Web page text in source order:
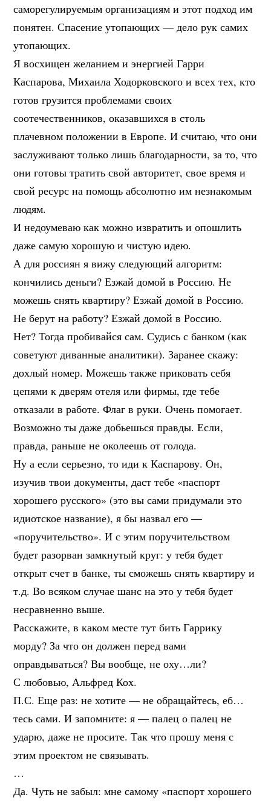
саморегулируемым организациям и этот подход им
понятен. Спасение утопающих — дело рук самих
утопающих.
Я восхищен желанием и энергией Гарри
Каспарова, Михаила Ходорковского и всех тех, кто
готов грузится проблемами своих
соотечественников, оказавшихся в столь
плачевном положении в Европе. И считаю, что они
заслуживают только лишь благодарности, за то, что
они готовы тратить свой авторитет, свое время и
свой ресурс на помощь абсолютно им незнакомым
людям.
И недоумеваю как можно извратить и опошлить
даже самую хорошую и чистую идею.
А для россиян я вижу следующий алгоритм:
кончились деньги? Езжай домой в Россию. Не
можешь снять квартиру? Езжай домой в Россию.
Не берут на работу? Езжай домой в Россию.
Нет? Тогда пробивайся сам. Судись с банком (как
советуют диванные аналитики). Заранее скажу:
дохлый номер. Можешь также приковать себя
цепями к дверям отеля или фирмы, где тебе
отказали в работе. Флаг в руки. Очень помогает.
Возможно ты даже добьешься правды. Если,
правда, раньше не околеешь от голода.
Ну а если серьезно, то иди к Каспарову. Он,
изучив твои документы, даст тебе «паспорт
хорошего русского» (это вы сами придумали это
идиотское название), я бы назвал его —
«поручительство». И с этим поручительством
будет разорван замкнутый круг: у тебя будет
открыт счет в банке, ты сможешь снять квартиру и
т.д. Во всяком случае шанс на это у тебя будет
несравненно выше.
Расскажите, в каком месте тут бить Гаррику
морду? За что он должен перед вами
оправдываться? Вы вообще, не оху…ли?
С любовью, Альфред Кох.
П.С. Еще раз: не хотите — не обращайтесь, еб…
тесь сами. И запомните: я — палец о палец не
ударю, даже не просите. Так что прошу меня с
этим проектом не связывать.
…
Да. Чуть не забыл: мне самому «паспорт хорошего